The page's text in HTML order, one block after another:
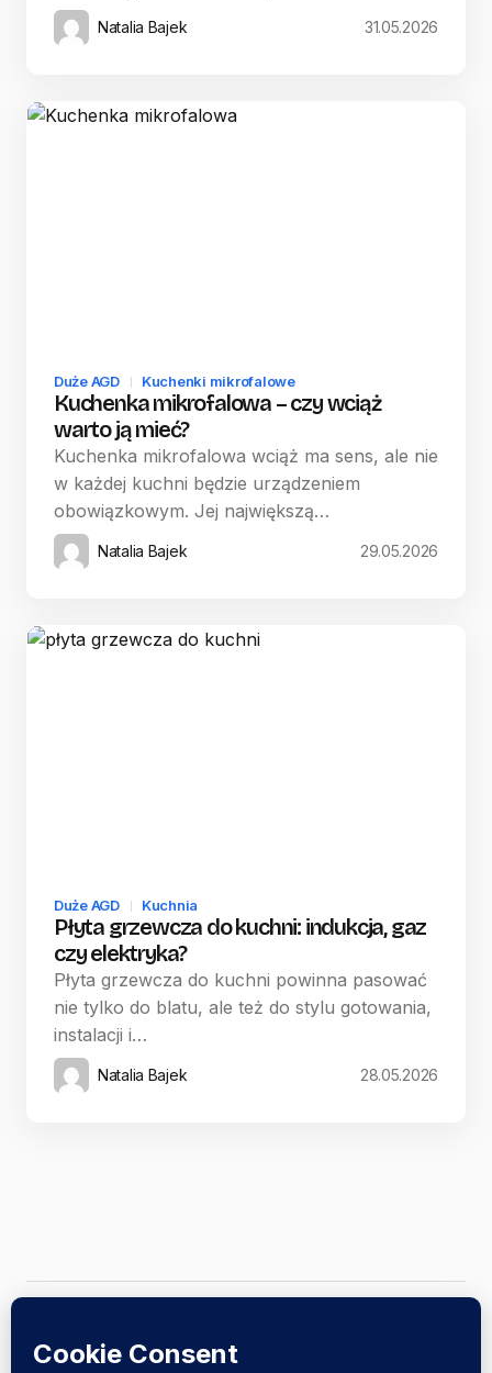
Natalia Bajek 31.05.2026
Duże AGD Kuchenki mikrofalowe
Kuchenka mikrofalowa – czy wciąż
warto ją mieć?
Kuchenka mikrofalowa wciąż ma sens, ale nie
w każdej kuchni będzie urządzeniem
obowiązkowym. Jej największą…
Natalia Bajek 29.05.2026
Duże AGD Kuchnia
Płyta grzewcza do kuchni: indukcja, gaz
czy elektryka?
Płyta grzewcza do kuchni powinna pasować
nie tylko do blatu, ale też do stylu gotowania,
instalacji i…
Natalia Bajek 28.05.2026